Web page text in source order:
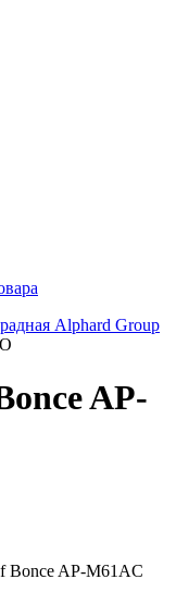
Alphard Group
AP-
Bonce AP-M61AC